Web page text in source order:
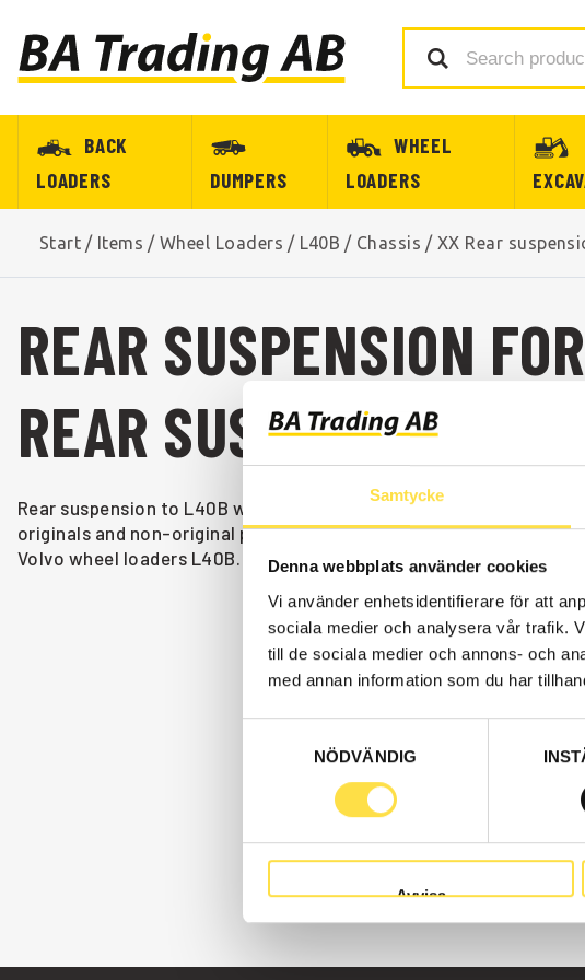
Samtycke
Denna webbplats använder cookies
Vi använder enhetsidentifierare för att
sociala medier och analysera vår trafik.
till de sociala medier och annons- och
med annan information som du har
NÖDVÄNDIG
Avvisa
BACK
LOADERS
DUMPERS
WHEEL
LOADERS
Start / Items / Wheel Loaders / L40B / Chassis / XX Rear
REAR SUSPENSION
REAR SUSPENSION
Rear suspension to L40B wheel loaders are available as parts
originals and non-original parts. We have parts like rear
Volvo wheel loaders L40B.